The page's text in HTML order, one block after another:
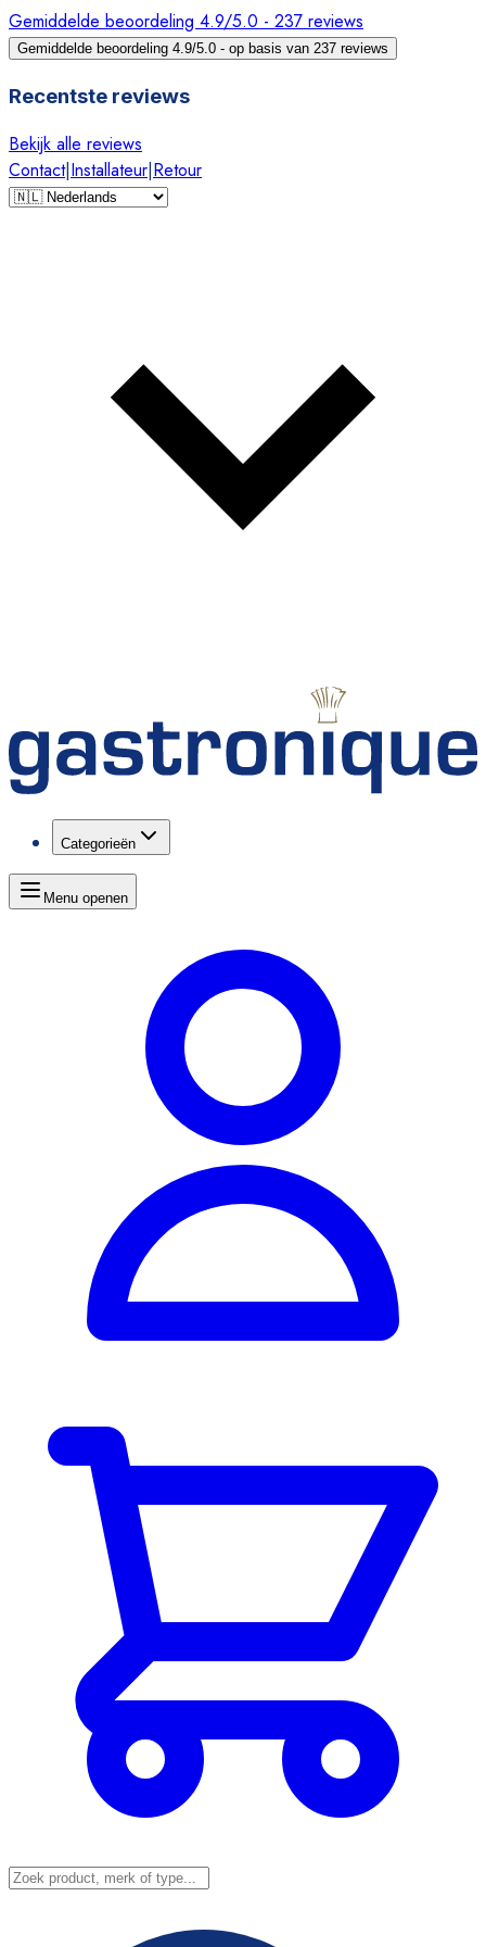
Gemiddelde beoordeling 4.9/5.0 - 237 reviews
Gemiddelde beoordeling 4.9/5.0 - op basis van 237 reviews
Recentste reviews
Bekijk alle reviews
Contact|Installateur|Retour
Categorieën
Menu openen